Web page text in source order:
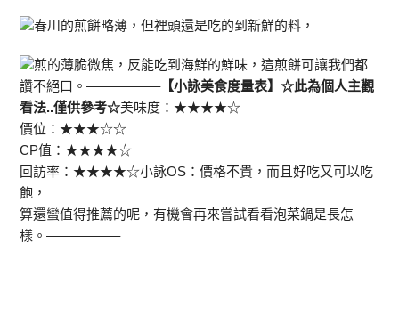
春川的煎餅略薄，但裡頭還是吃的到新鮮的料，
煎的薄脆微焦，反能吃到海鮮的鮮味，這煎餅可讓我們都
讚不絕口。—————–【小詠美食度量表】☆此為個人主觀
看法..僅供參考☆美味度：★★★★☆
價位：★★★☆☆
CP值：★★★★☆
回訪率：★★★★☆小詠OS：價格不貴，而且好吃又可以吃
飽，
算還蠻值得推薦的呢，有機會再來嘗試看看泡菜鍋是長怎
樣。—————–